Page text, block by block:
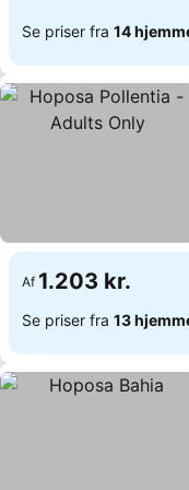
Se priser fra 14
Af 1.203 kr.
Se priser fra 13